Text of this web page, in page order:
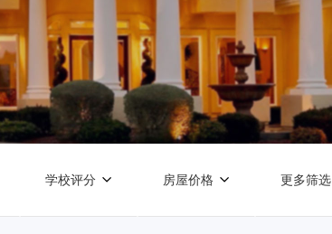
学校评分 房屋价格 更多筛选